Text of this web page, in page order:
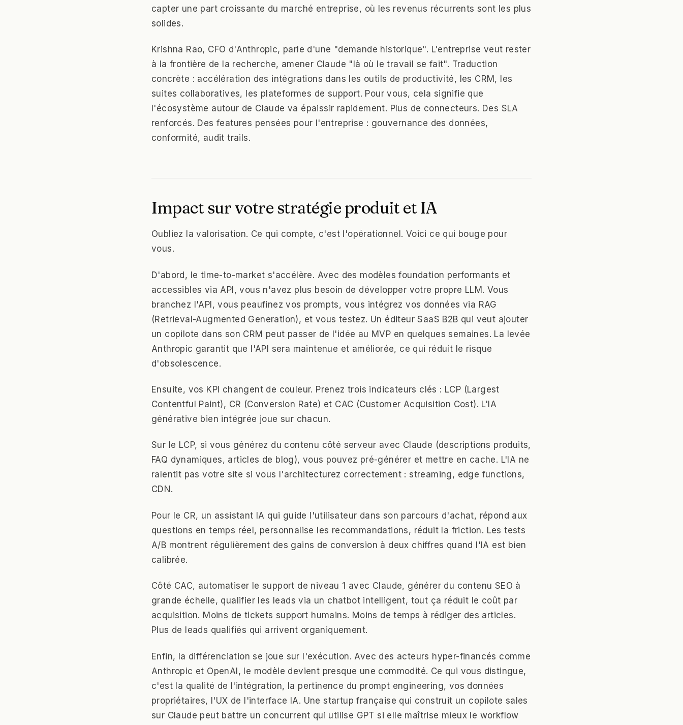
capter une part croissante du marché entreprise, où les revenus récurrents sont les plus
solides.
Krishna Rao, CFO d'Anthropic, parle d'une "demande historique". L'entreprise veut rester
à la frontière de la recherche, amener Claude "là où le travail se fait". Traduction
concrète : accélération des intégrations dans les outils de productivité, les CRM, les
suites collaboratives, les plateformes de support. Pour vous, cela signifie que
l'écosystème autour de Claude va épaissir rapidement. Plus de connecteurs. Des SLA
renforcés. Des features pensées pour l'entreprise : gouvernance des données,
conformité, audit trails.
Impact sur votre stratégie produit et IA
Oubliez la valorisation. Ce qui compte, c'est l'opérationnel. Voici ce qui bouge pour
vous.
D'abord, le time-to-market s'accélère. Avec des modèles foundation performants et
accessibles via API, vous n'avez plus besoin de développer votre propre LLM. Vous
branchez l'API, vous peaufinez vos prompts, vous intégrez vos données via RAG
(Retrieval-Augmented Generation), et vous testez. Un éditeur SaaS B2B qui veut ajouter
un copilote dans son CRM peut passer de l'idée au MVP en quelques semaines. La levée
Anthropic garantit que l'API sera maintenue et améliorée, ce qui réduit le risque
d'obsolescence.
Ensuite, vos KPI changent de couleur. Prenez trois indicateurs clés : LCP (Largest
Contentful Paint), CR (Conversion Rate) et CAC (Customer Acquisition Cost). L'IA
générative bien intégrée joue sur chacun.
Sur le LCP, si vous générez du contenu côté serveur avec Claude (descriptions produits,
FAQ dynamiques, articles de blog), vous pouvez pré-générer et mettre en cache. L'IA ne
ralentit pas votre site si vous l'architecturez correctement : streaming, edge functions,
CDN.
Pour le CR, un assistant IA qui guide l'utilisateur dans son parcours d'achat, répond aux
questions en temps réel, personnalise les recommandations, réduit la friction. Les tests
A/B montrent régulièrement des gains de conversion à deux chiffres quand l'IA est bien
calibrée.
Côté CAC, automatiser le support de niveau 1 avec Claude, générer du contenu SEO à
grande échelle, qualifier les leads via un chatbot intelligent, tout ça réduit le coût par
acquisition. Moins de tickets support humains. Moins de temps à rédiger des articles.
Plus de leads qualifiés qui arrivent organiquement.
Enfin, la différenciation se joue sur l'exécution. Avec des acteurs hyper-financés comme
Anthropic et OpenAI, le modèle devient presque une commodité. Ce qui vous distingue,
c'est la qualité de l'intégration, la pertinence du prompt engineering, vos données
propriétaires, l'UX de l'interface IA. Une startup française qui construit un copilote sales
sur Claude peut battre un concurrent qui utilise GPT si elle maîtrise mieux le workflow